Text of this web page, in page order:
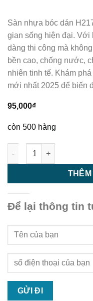
Sàn nhựa bóc dán
gian sống hiện đại. Với
dàng thi công mà
bền cao, chống nước,
nhiên tinh tế. Khám
mới nhất 2025 để biến
95,000₫
còn 500 hàng
Sàn nhựa bóc dán H217
Để lại thông tin